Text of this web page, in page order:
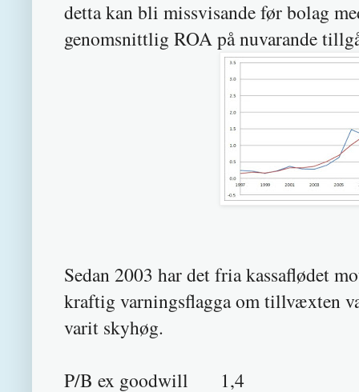
detta kan bli missvisande før bolag
genomsnittlig ROA på nuvarande
Sedan 2003 har det fria kassaflødet
kraftig varningsflagga om tillvæxten
varit skyhøg.
P/B ex goodwill 1,4